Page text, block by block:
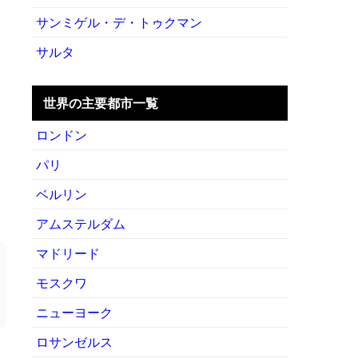
サンミゲル・デ・トゥクマン
サルタ
世界の主要都市一覧
ロンドン
パリ
ベルリン
アムステルダム
マドリード
モスクワ
ニューヨーク
ロサンゼルス